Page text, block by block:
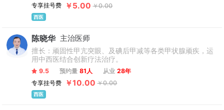
专享挂号费
￥5.00 ￥0.00
西医
陈晓华 主治医师
擅长：顽固性甲亢突眼、及碘后甲减等各类甲状腺顽疾，运
用中西医结合创新疗法治疗。
9.5 预约量 81人 从业 28年
专享挂号费
￥10.00 ￥0.00
西医